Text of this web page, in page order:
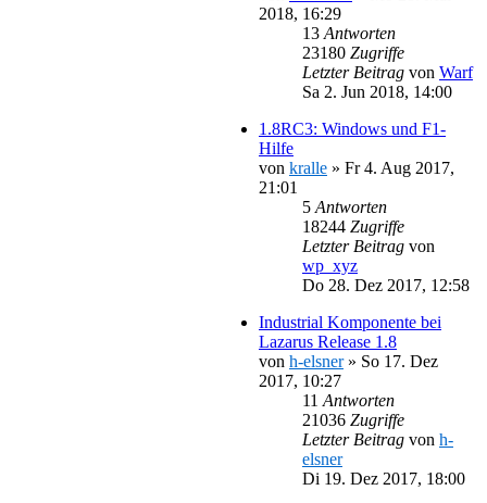
2018, 16:29
13 Antworten
23180 Zugriffe
Letzter Beitrag von Warf
Sa 2. Jun 2018, 14:00
1.8RC3: Windows und F1-
Hilfe
von kralle » Fr 4. Aug 2017,
21:01
5 Antworten
18244 Zugriffe
Letzter Beitrag von
wp_xyz
Do 28. Dez 2017, 12:58
Industrial Komponente bei
Lazarus Release 1.8
von h-elsner» So 17. Dez
2017, 10:27
11 Antworten
21036 Zugriffe
Letzter Beitrag von h-
elsner
Di 19. Dez 2017, 18:00